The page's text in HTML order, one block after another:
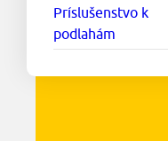
Príslušenstvo k
podlahám